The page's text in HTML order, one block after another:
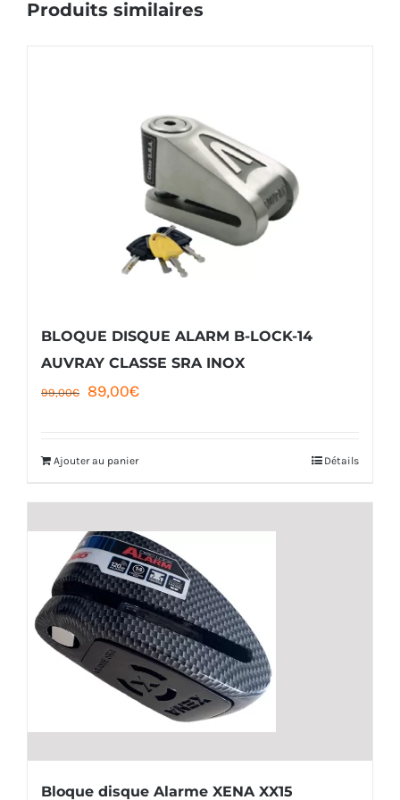
Produits similaires
BLOQUE DISQUE ALARM B-LOCK-14
AUVRAY CLASSE SRA INOX
99,00 €
Le
était :
99,00€.
89,00€Le
89,00€.
Ajouter au panier Détails
Bloque disque Alarme XENA XX15